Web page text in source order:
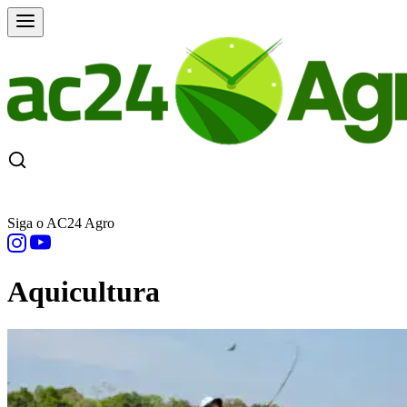
Siga o AC24 Agro
Aquicultura